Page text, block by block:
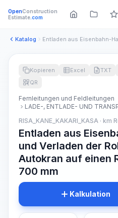
OpenConstruction
Estimate.com
Katalog
Kopieren Excel TXT
QR
Fernleitungen und Feldleitungen
LADE-, ENTLADE- UND
RISA_KANE_KAKARI_KASA · km
Entladen aus
und Verladen der
Autokran auf einen
700 mm
Kalkulation